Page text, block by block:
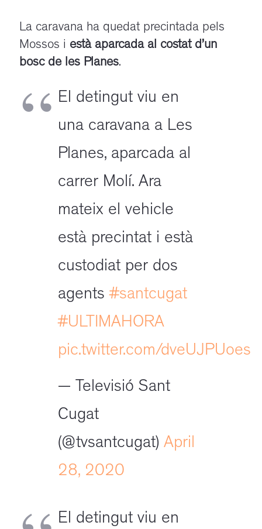
La caravana ha quedat precintada pels
Mossos i està aparcada al costat d’un
bosc de les Planes.
El detingut viu en
una caravana a Les
Planes, aparcada al
carrer Molí. Ara
mateix el vehicle
està precintat i està
custodiat per dos
agents#santcugat
#ULTIMAHORA
pic.twitter.com/dveUJPUoes
— Televisió Sant
Cugat
(@tvsantcugat) April
28, 2020
El detingut viu en